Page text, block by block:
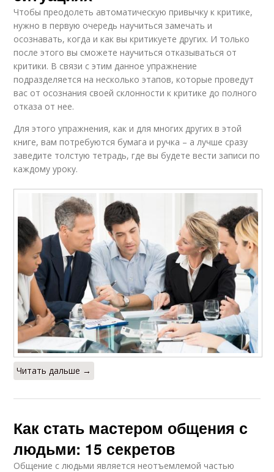
Чтобы преодолеть автоматическую привычку к критике,
нужно в первую очередь научиться замечать и
осознавать, когда и как вы критикуете других. И только
после этого вы сможете научиться отказываться от
критики. В связи с этим данное упражнение
подразделяется на несколько этапов, которые проведут
вас от осознания своей склонности к критике до полного
отказа от нее.
Для этого упражнения, как и для многих других в этой
книге, вам потребуются бумага и ручка – а лучше сразу
заведите толстую тетрадь, где вы будете вести записи по
каждому уроку.
Читать дальше →
Как стать мастером общения с
людьми: 15 секретов
Общение с людьми является неотъемлемой частью